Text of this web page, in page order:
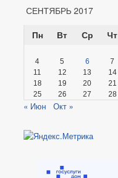
СЕНТЯБРЬ 2017
Пн
Вт Ср Чт
4
5 6 7
11
12 13 14
18
19 20 21
25
26 27 28
« Июн Окт »